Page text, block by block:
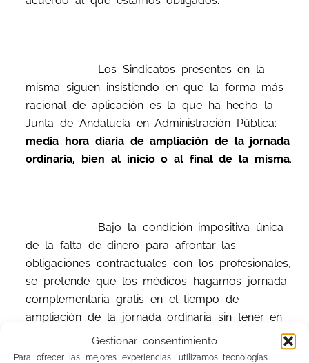
Gestionar consentimiento
Para ofrecer las mejores experiencias, utilizamos tecnologías
Los Sindicatos presentes en la
misma siguen insistiendo en que la forma más
racional de aplicación es la que ha hecho la
Junta de Andalucía en Administración Pública:
media hora diaria de ampliación de la jornada
ordinaria, bien al inicio o al final de la misma.
Bajo la condición impositiva única
de la falta de dinero para afrontar las
obligaciones contractuales con los profesionales,
se pretende que los médicos hagamos jornada
complementaria gratis en el tiempo de
ampliación de la jornada ordinaria sin tener en
cuenta lo que establece el artículo 25.4 del
citado Real Decreto Ley 1/2012 que,